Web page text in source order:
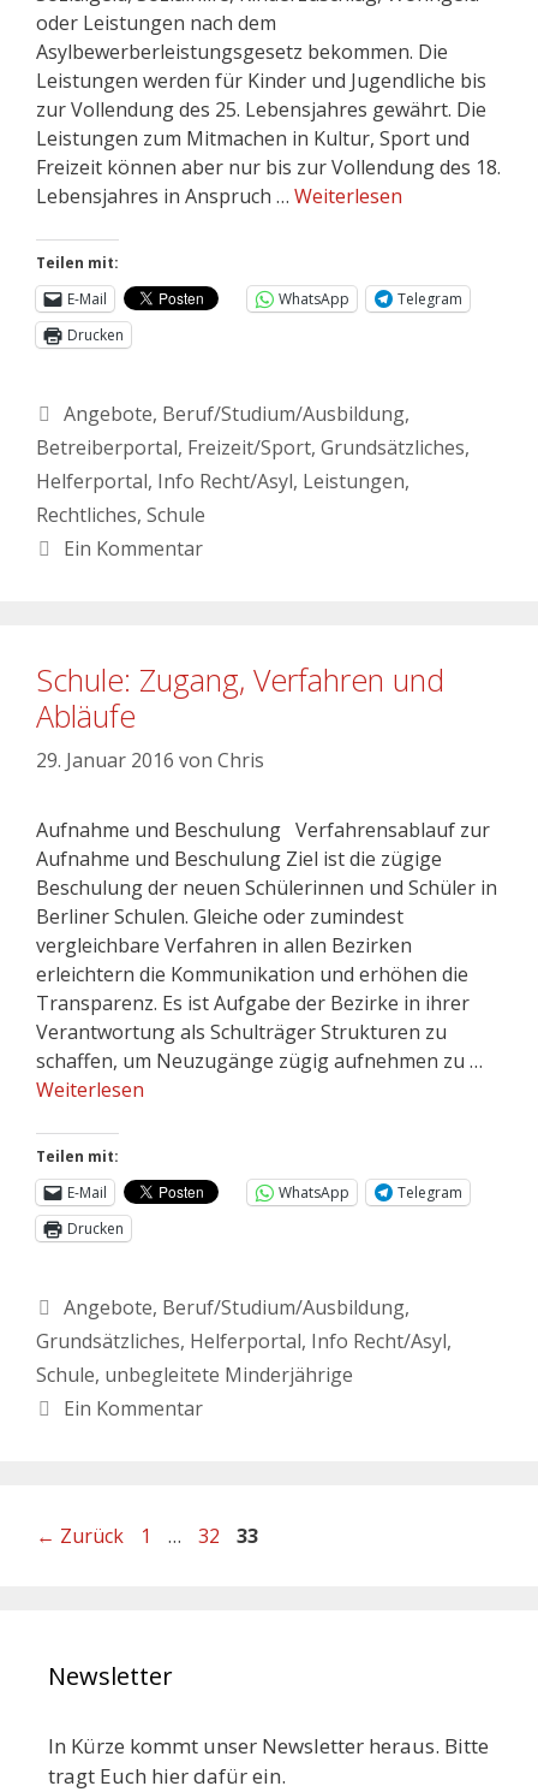
oder Leistungen nach dem
Asylbewerberleistungsgesetz bekommen. Die
Leistungen werden für Kinder und Jugendliche bis
zur Vollendung des 25. Lebensjahres gewährt. Die
Leistungen zum Mitmachen in Kultur, Sport und
Freizeit können aber nur bis zur Vollendung des 18.
Lebensjahres in Anspruch … Weiterlesen
Teilen mit:
E-Mail
WhatsApp
Telegram
Drucken
Angebote, Beruf/Studium/Ausbildung,
Betreiberportal, Freizeit/Sport, Grundsätzliches,
Helferportal, Info Recht/Asyl, Leistungen,
Rechtliches, Schule
Ein Kommentar
Schule: Zugang, Verfahren und
Abläufe
29. Januar 2016 von Chris
Aufnahme und Beschulung Verfahrensablauf zur
Aufnahme und Beschulung Ziel ist die zügige
Beschulung der neuen Schülerinnen und Schüler in
Berliner Schulen. Gleiche oder zumindest
vergleichbare Verfahren in allen Bezirken
erleichtern die Kommunikation und erhöhen die
Transparenz. Es ist Aufgabe der Bezirke in ihrer
Verantwortung als Schulträger Strukturen zu
schaffen, um Neuzugänge zügig aufnehmen zu …
Weiterlesen
Teilen mit:
E-Mail
WhatsApp
Telegram
Drucken
Angebote, Beruf/Studium/Ausbildung,
Grundsätzliches, Helferportal, Info Recht/Asyl,
Schule, unbegleitete Minderjährige
Ein Kommentar
← Zurück 1 … 32 33
Newsletter
In Kürze kommt unser Newsletter heraus. Bitte
tragt Euch hier dafür ein.